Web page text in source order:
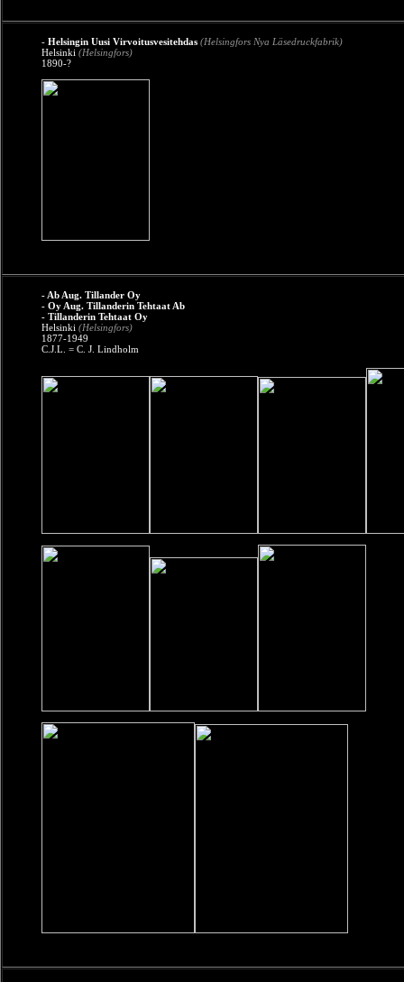
- Helsingin Uusi Virvoitusvesitehdas (Helsingfors Nya Läsedruckfabrik)
Helsinki (Helsingfors)
1890-?
- Ab Aug. Tillander Oy
- Oy Aug. Tillanderin Tehtaat Ab
- Tillanderin Tehtaat Oy
Helsinki (Helsingfors)
1877-1949
C.J.L. = C. J. Lindholm